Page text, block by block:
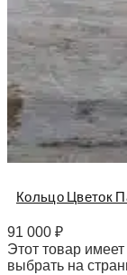
Кольцо Цветок
91 000 ₽
Этот товар
выбрать на